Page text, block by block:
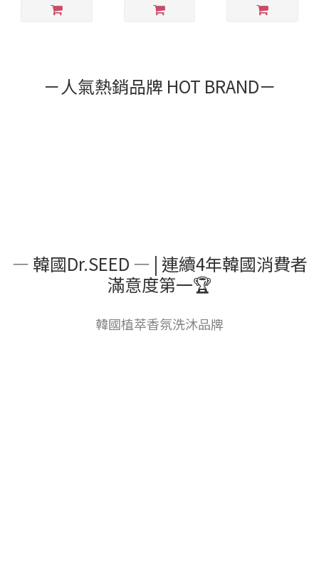
－人氣熱銷品牌 HOT BRAND－
— 韓國Dr.SEED — | 連續4年韓國消費者
滿意度第一🏆
韓國植萃香氛洗沐品牌